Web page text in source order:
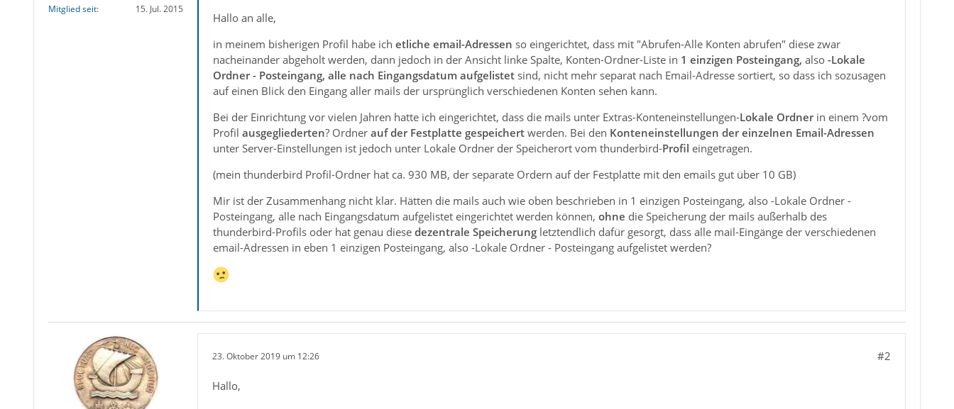
Mitglied seit
15. Jul. 2015
Hallo an alle,
in meinem bisherigen Profil habe ich etliche email-Adressen so eingerichtet, dass mit "Abrufen-Alle Konten abrufen" diese zwar
nacheinander abgeholt werden, dann jedoch in der Ansicht linke Spalte, Konten-Ordner-Liste in 1 einzigen Posteingang, also -Lokale
Ordner - Posteingang, alle nach Eingangsdatum aufgelistetsind, nicht mehr separat nach Email-Adresse sortiert, so dass ich sozusagen
auf einen Blick den Eingang aller mails der ursprünglich verschiedenen Konten sehen kann.
Bei der Einrichtung vor vielen Jahren hatte ich eingerichtet, dass die mails unter Extras-Konteneinstellungen-Lokale Ordnerin einem ?vom
Profil ausgegliederten? Ordner auf der Festplatte gespeichertwerden. Bei den Konteneinstellungen der einzelnen Email-Adressen
unter Server-Einstellungen ist jedoch unter Lokale Ordner der Speicherort vom thunderbird-Profil eingetragen.
(mein thunderbird Profil-Ordner hat ca. 930 MB, der separate Ordern auf der Festplatte mit den emails gut über 10 GB)
Mir ist der Zusammenhang nicht klar. Hätten die mails auch wie oben beschrieben in 1 einzigen Posteingang, also -Lokale Ordner -
Posteingang, alle nach Eingangsdatum aufgelistet eingerichtet werden können, ohne die Speicherung der mails außerhalb des
thunderbird-Profils oder hat genau diese dezentrale Speicherungletztendlich dafür gesorgt, dass alle mail-Eingänge der verschiedenen
email-Adressen in eben 1 einzigen Posteingang, also -Lokale Ordner - Posteingang aufgelistet werden?
23. Oktober 2019 um 12:26 #2
Hallo,